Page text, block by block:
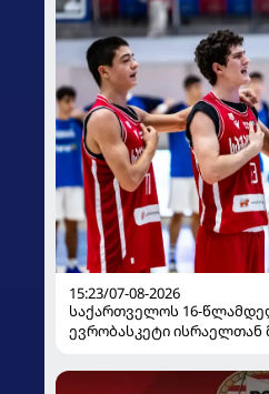
15:23/07-08-2026
საქართველოს 16-
ევრობასკეტი ისრაელთან